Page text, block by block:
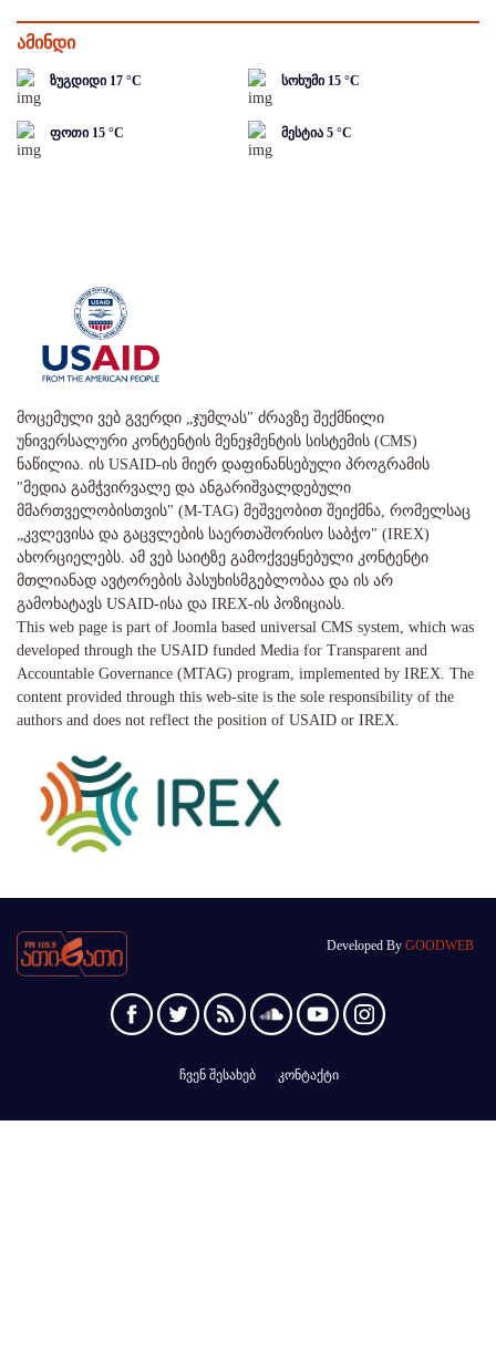
ამინდი
ზუგდიდი 17 °C სოხუმი 15 °C
ფოთი 15 °C მესტია 5 °C
მოცემული ვებ გვერდი „ჯუმლას" ძრავზე შექმნილი
უნივერსალური კონტენტის მენეჯმენტის სისტემის (CMS)
ნაწილია. ის USAID-ის მიერ დაფინანსებული პროგრამის
"მედია გამჭვირვალე და ანგარიშვალდებული
მმართველობისთვის" (M-TAG) მეშვეობით შეიქმნა, რომელსაც
„კვლევისა და გაცვლების საერთაშორისო საბჭო" (IREX)
ახორციელებს. ამ ვებ საიტზე გამოქვეყნებული კონტენტი
მთლიანად ავტორების პასუხისმგებლობაა და ის არ
გამოხატავს USAID-ისა და IREX-ის პოზიციას.
This web page is part of Joomla based universal CMS system, which was
developed through the USAID funded Media for Transparent and
Accountable Governance (MTAG) program, implemented by IREX. The
content provided through this web-site is the sole responsibility of the
authors and does not reflect the position of USAID or IREX.
Developed By GOODWEB
ჩვენ შესახებ კონტაქტი